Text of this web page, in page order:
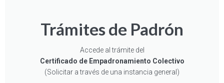
Trámites de Padrón
Accede al trámite del
Certificado de Empadronamiento Colectivo
(Solicitar a través de una instancia general)